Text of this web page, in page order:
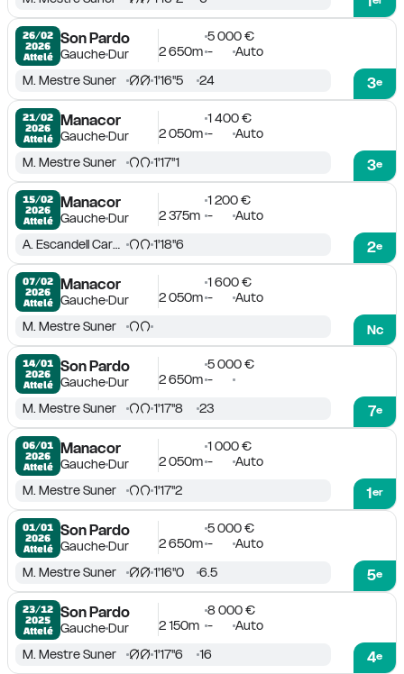
26/02
2026
Attelé
Son Pardo
GaucheDur
5 000 €
2 650m - Auto
3e
M. Mestre Suner 1'16''5 24
21/02
2026
Attelé
Manacor
GaucheDur
1 400 €
2 050m - Auto
3e
M. Mestre Suner 1'17''1
15/02
2026
Attelé
Manacor
GaucheDur
1 200 €
2 375m - Auto
2e
A. Escandell Cardenas 1'18''6
07/02
2026
Attelé
Manacor
GaucheDur
1 600 €
2 050m -
Auto
Nc
M. Mestre Suner
14/01
2026
Attelé
Son Pardo
GaucheDur
5 000 €
2 650m -
7e
M. Mestre Suner 1'17''8 23
06/01
2026
Attelé
Manacor
GaucheDur
1 000 €
2 050m - Auto
1er
M. Mestre Suner 1'17''2
01/01
2026
Attelé
Son Pardo
GaucheDur
5 000 €
2 650m - Auto
5e
M. Mestre Suner 1'16''0 6.5
23/12
2025
Attelé
Son Pardo
GaucheDur
8 000 €
2 150m - Auto
4e
M. Mestre Suner 1'17''6 16